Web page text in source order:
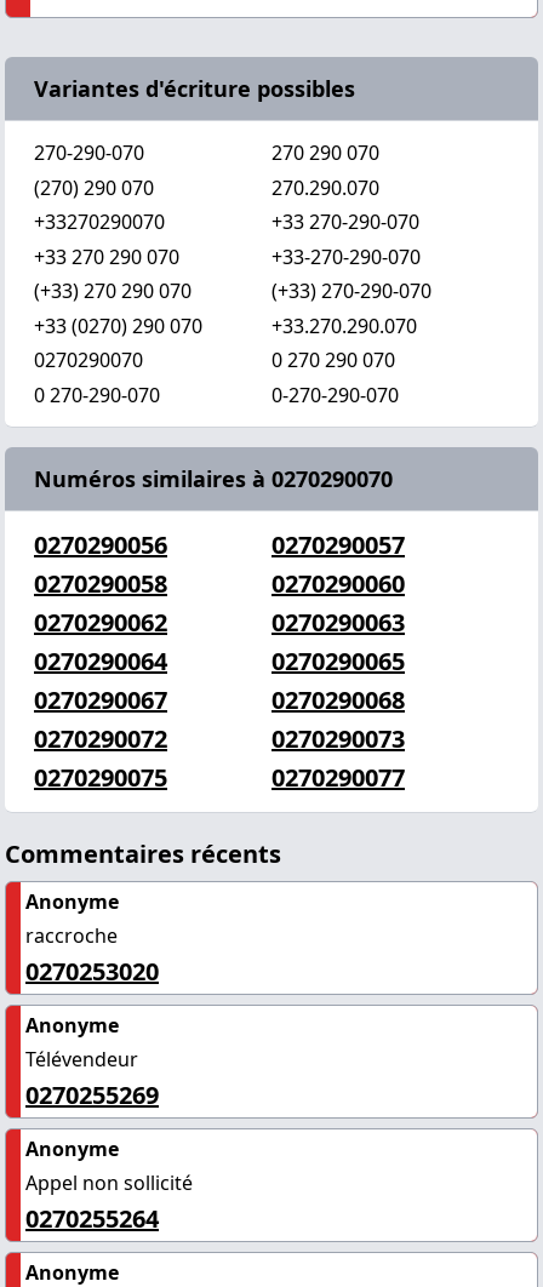
Variantes d'écriture possibles
270-290-070
270 290 070
(270) 290 070
270.290.070
+33270290070
+33 270-290-070
+33 270 290 070
+33-270-290-070
(+33) 270 290 070
(+33) 270-290-070
+33 (0270) 290 070
+33.270.290.070
0270290070
0 270 290 070
0 270-290-070
0-270-290-070
Numéros similaires à 0270290070
0270290056
0270290057
0270290058
0270290060
0270290062
0270290063
0270290064
0270290065
0270290067
0270290068
0270290072
0270290073
0270290075
0270290077
Commentaires récents
Anonyme
raccroche
0270253020
Anonyme
Télévendeur
0270255269
Anonyme
Appel non sollicité
0270255264
Anonyme